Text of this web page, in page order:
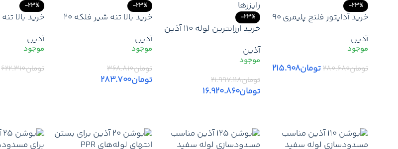
-23%
خرید آداپتور فلنج پلیمری 90
فوری
آذین
تومان۲۸۰.۶۸۰تومان۲۱۵.۹۰۸
-23%
خرید ارزانترین لوله 110 آذین
ارسال سریع + گارانتی
آذین
تومان۲۱.۹۹۷.۱۱۸
تومان۱۶.۹۲۰.۸۶۰
-23%
خرید بالا تنه شیر فلکه 20
تخفیف همکار + ارسال فوری
آذین
تومان۳۶۸.۸۱۰
تومان۲۸۳.۷۰۰
-23%
فوری
آذین
تومان۶۲۲.۳۱۰